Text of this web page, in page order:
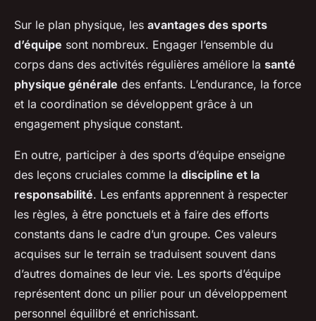
Sur le plan physique, les avantages des sports
d’équipe sont nombreux. Engager l’ensemble du
corps dans des activités régulières améliore la santé
physique générale des enfants. L’endurance, la force
et la coordination se développent grâce à un
engagement physique constant.
En outre, participer à des sports d’équipe enseigne
des leçons cruciales comme la discipline et la
responsabilité. Les enfants apprennent à respecter
les règles, à être ponctuels et à faire des efforts
constants dans le cadre d’un groupe. Ces valeurs
acquises sur le terrain se traduisent souvent dans
d’autres domaines de leur vie. Les sports d’équipe
représentent donc un pilier pour un développement
personnel équilibré et enrichissant.